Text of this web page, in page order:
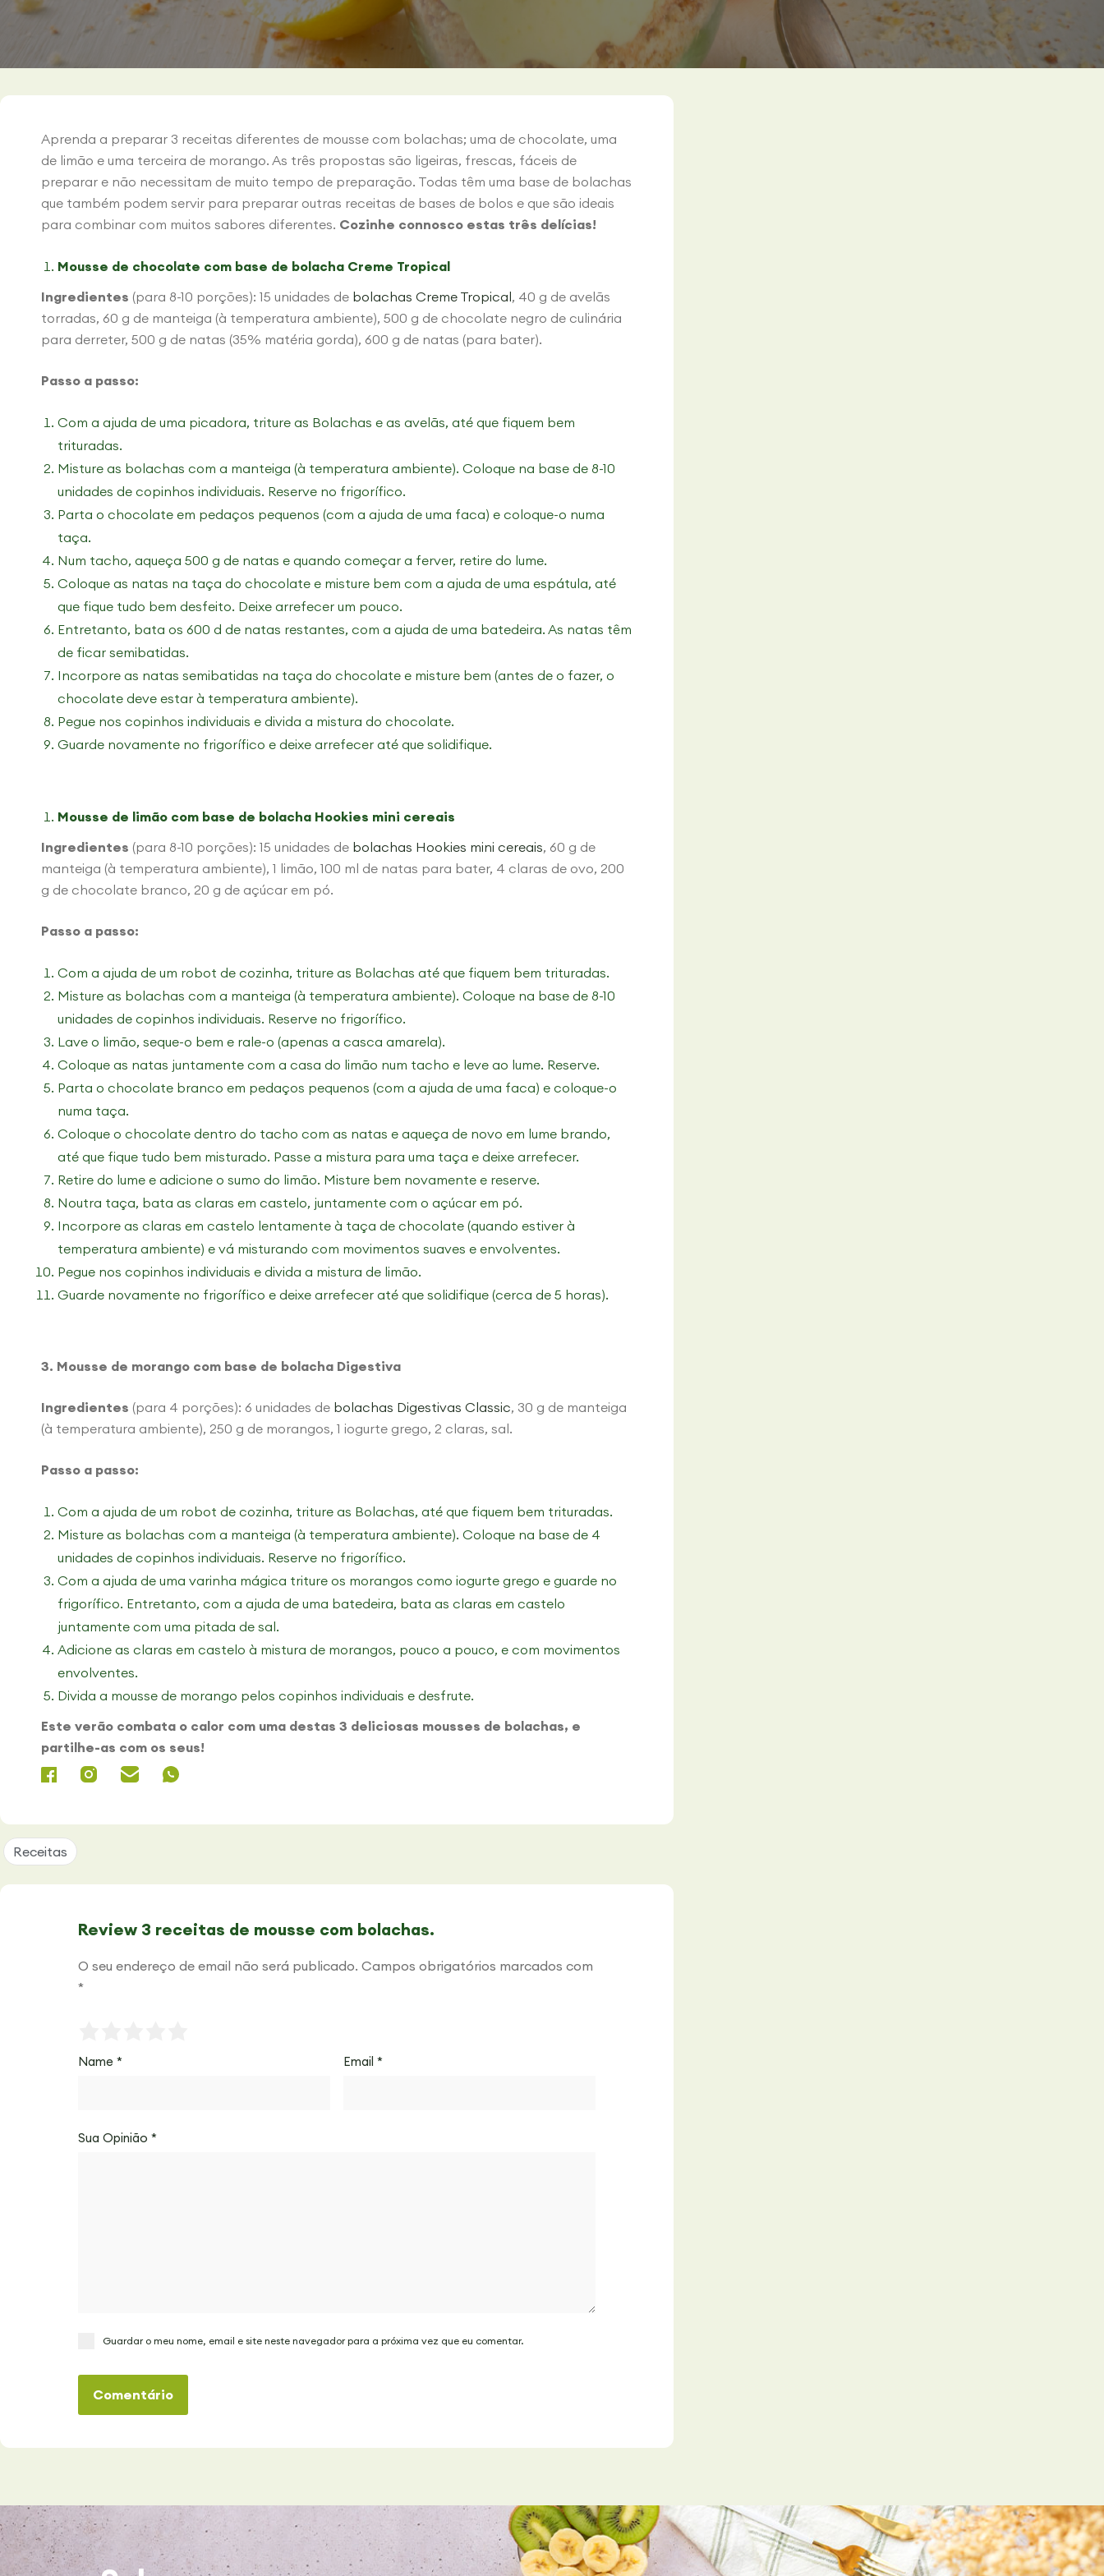
Aprenda a preparar 3 receitas diferentes de mousse com bolachas; uma de chocolate, uma
de limão e uma terceira de morango. As três propostas são ligeiras, frescas, fáceis de
preparar e não necessitam de muito tempo de preparação. Todas têm uma base de bolachas
que também podem servir para preparar outras receitas de bases de bolos e que são ideais
para combinar com muitos sabores diferentes. Cozinhe connosco estas três delícias!
Mousse de chocolate com base de bolacha Creme Tropical
Ingredientes (para 8-10 porções): 15 unidades de bolachas Creme Tropical, 40 g de avelãs
torradas, 60 g de manteiga (à temperatura ambiente), 500 g de chocolate negro de culinária
para derreter, 500 g de natas (35% matéria gorda), 600 g de natas (para bater).
Passo a passo:
Com a ajuda de uma picadora, triture as Bolachas e as avelãs, até que fiquem bem
trituradas.
Misture as bolachas com a manteiga (à temperatura ambiente). Coloque na base de 8-10
unidades de copinhos individuais. Reserve no frigorífico.
Parta o chocolate em pedaços pequenos (com a ajuda de uma faca) e coloque-o numa
taça.
Num tacho, aqueça 500 g de natas e quando começar a ferver, retire do lume.
Coloque as natas na taça do chocolate e misture bem com a ajuda de uma espátula, até
que fique tudo bem desfeito. Deixe arrefecer um pouco.
Entretanto, bata os 600 d de natas restantes, com a ajuda de uma batedeira. As natas têm
de ficar semibatidas.
Incorpore as natas semibatidas na taça do chocolate e misture bem (antes de o fazer, o
chocolate deve estar à temperatura ambiente).
Pegue nos copinhos individuais e divida a mistura do chocolate.
Guarde novamente no frigorífico e deixe arrefecer até que solidifique.
Mousse de limão com base de bolacha Hookies mini cereais
Ingredientes (para 8-10 porções): 15 unidades de bolachas Hookies mini cereais, 60 g de
manteiga (à temperatura ambiente), 1 limão, 100 ml de natas para bater, 4 claras de ovo, 200
g de chocolate branco, 20 g de açúcar em pó.
Passo a passo:
Com a ajuda de um robot de cozinha, triture as Bolachas até que fiquem bem trituradas.
Misture as bolachas com a manteiga (à temperatura ambiente). Coloque na base de 8-10
unidades de copinhos individuais. Reserve no frigorífico.
Lave o limão, seque-o bem e rale-o (apenas a casca amarela).
Coloque as natas juntamente com a casa do limão num tacho e leve ao lume. Reserve.
Parta o chocolate branco em pedaços pequenos (com a ajuda de uma faca) e coloque-o
numa taça.
Coloque o chocolate dentro do tacho com as natas e aqueça de novo em lume brando,
até que fique tudo bem misturado. Passe a mistura para uma taça e deixe arrefecer.
Retire do lume e adicione o sumo do limão. Misture bem novamente e reserve.
Noutra taça, bata as claras em castelo, juntamente com o açúcar em pó.
Incorpore as claras em castelo lentamente à taça de chocolate (quando estiver à
temperatura ambiente) e vá misturando com movimentos suaves e envolventes.
Pegue nos copinhos individuais e divida a mistura de limão.
Guarde novamente no frigorífico e deixe arrefecer até que solidifique (cerca de 5 horas).
3. Mousse de morango com base de bolacha Digestiva
Ingredientes (para 4 porções): 6 unidades de bolachas Digestivas Classic, 30 g de manteiga
(à temperatura ambiente), 250 g de morangos, 1 iogurte grego, 2 claras, sal.
Passo a passo:
Com a ajuda de um robot de cozinha, triture as Bolachas, até que fiquem bem trituradas.
Misture as bolachas com a manteiga (à temperatura ambiente). Coloque na base de 4
unidades de copinhos individuais. Reserve no frigorífico.
Com a ajuda de uma varinha mágica triture os morangos como iogurte grego e guarde no
frigorífico. Entretanto, com a ajuda de uma batedeira, bata as claras em castelo
juntamente com uma pitada de sal.
Adicione as claras em castelo à mistura de morangos, pouco a pouco, e com movimentos
envolventes.
Divida a mousse de morango pelos copinhos individuais e desfrute.
Este verão combata o calor com uma destas 3 deliciosas mousses de bolachas, e
partilhe-as com os seus!
Receitas
Review 3 receitas de mousse com bolachas.
O seu endereço de email não será publicado. Campos obrigatórios marcados com
*
Name * Email *
Sua Opinião *
Guardar o meu nome, email e site neste navegador para a próxima vez que eu comentar.
Comentário